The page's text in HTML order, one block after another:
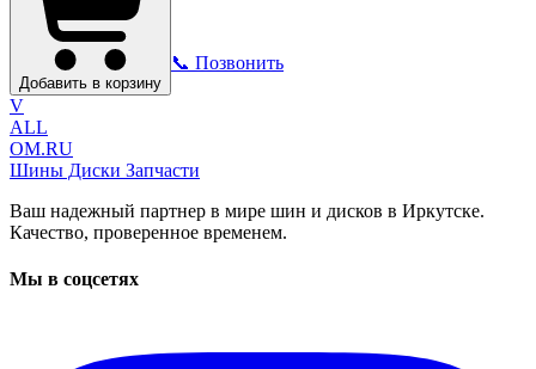
Добавить в корзину
📞 Позвонить
V
ALL
OM.RU
Шины Диски Запчасти
Ваш надежный партнер в мире шин и дисков в Иркутске.
Качество, проверенное временем.
Мы в соцсетях